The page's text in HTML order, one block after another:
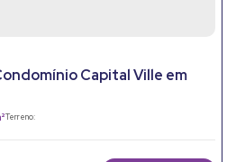
Capital Ville em
Terreno: